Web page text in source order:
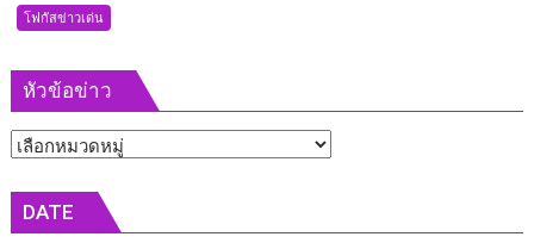
เข้า
พบ
โฟกัสข่าวเด่น
หัวข้อข่าว
หัวข้อ
DATE